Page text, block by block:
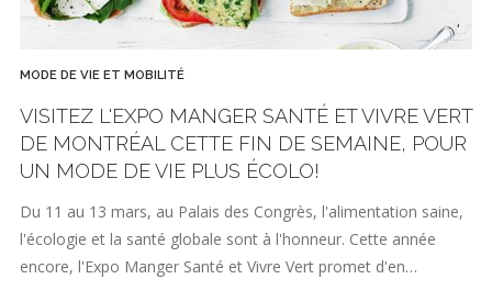
MODE DE VIE ET MOBILITÉ
VISITEZ L'EXPO MANGER SANTÉ ET VIVRE VERT
DE MONTRÉAL CETTE FIN DE SEMAINE, POUR
UN MODE DE VIE PLUS ÉCOLO!
Du 11 au 13 mars, au Palais des Congrès, l'alimentation saine,
l'écologie et la santé globale sont à l'honneur. Cette année
encore, l'Expo Manger Santé et Vivre Vert promet d'en…